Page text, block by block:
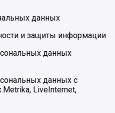
данных
и защиты информации
данных
данных с
LiveInternet,